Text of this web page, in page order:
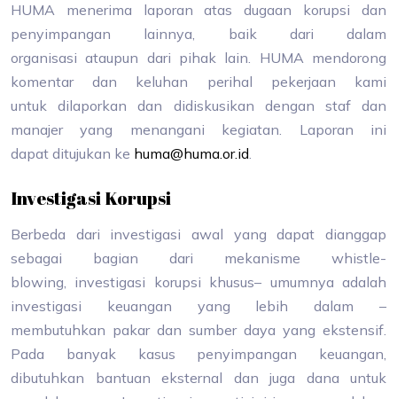
HUMA menerima laporan atas dugaan korupsi dan
penyimpangan lainnya, baik dari dalam
organisasi ataupun dari pihak lain. HUMA mendorong
komentar dan keluhan perihal pekerjaan kami
untuk dilaporkan dan didiskusikan dengan staf dan
manajer yang menangani kegiatan. Laporan ini
dapat ditujukan ke huma@huma.or.id.
Investigasi Korupsi
Berbeda dari investigasi awal yang dapat dianggap
sebagai bagian dari mekanisme whistle-
blowing, investigasi korupsi khusus– umumnya adalah
investigasi keuangan yang lebih dalam –
membutuhkan pakar dan sumber daya yang ekstensif.
Pada banyak kasus penyimpangan keuangan,
dibutuhkan bantuan eksternal dan juga dana untuk